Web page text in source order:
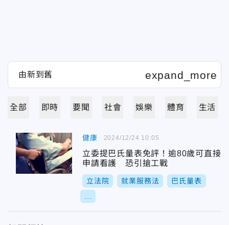
全部 即時 要聞 社會 娛樂 體育 生活
健康
立委提巴氏量表免評！逾80歲可直接
申請看護 恐引搶工戰
立法院 就業服務法 巴氏量表
2024/12/24 10:05